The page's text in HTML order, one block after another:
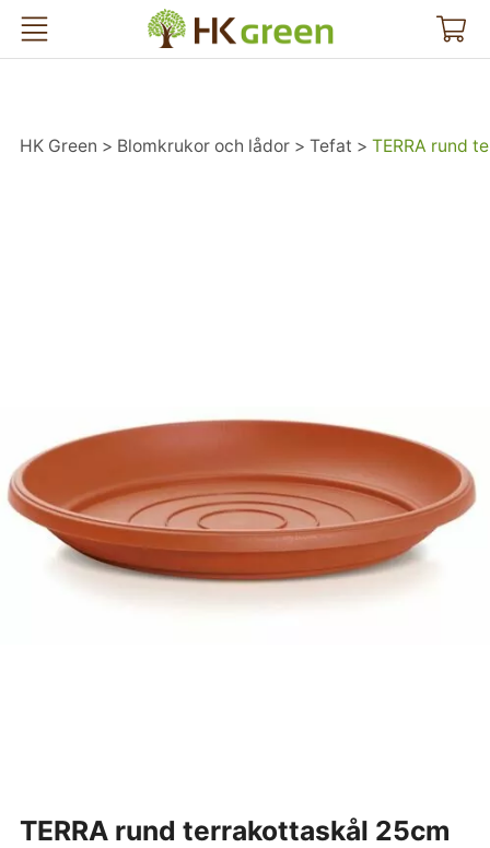
HK Green
HK Green Blomkrukor och lådor Tefat TERRA rund
TERRA rund terrakottaskål 25cm